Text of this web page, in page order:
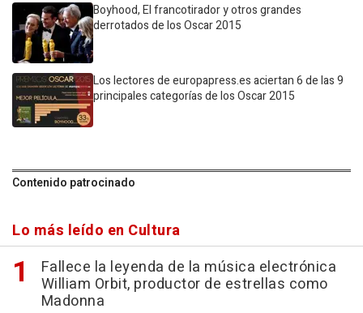
Boyhood, El francotirador y otros grandes
derrotados de los Oscar 2015
Los lectores de europapress.es aciertan 6 de las 9
principales categorías de los Oscar 2015
Contenido patrocinado
Lo más leído en Cultura
Fallece la leyenda de la música electrónica
William Orbit, productor de estrellas como
Madonna